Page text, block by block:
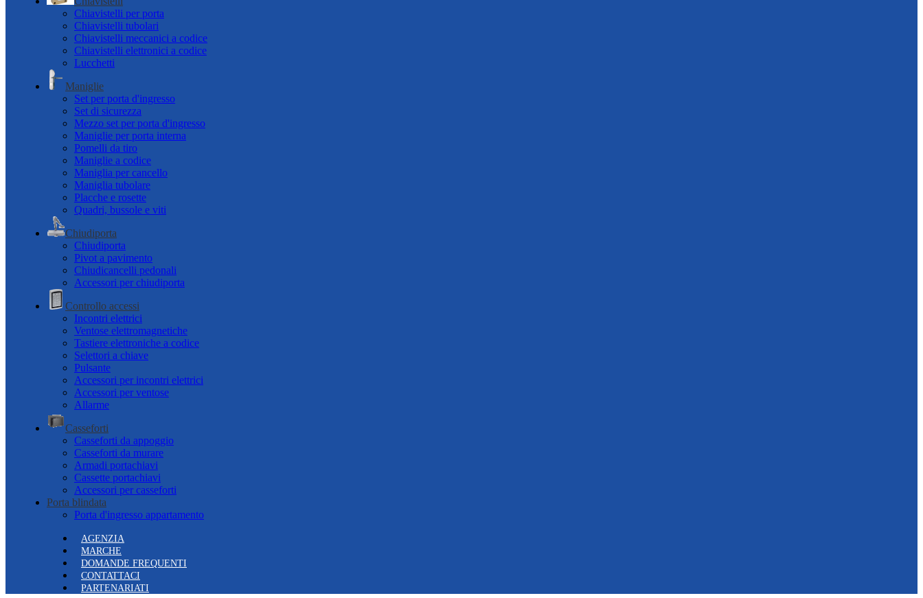
Chiavistelli per porta
Chiavistelli tubolari
Chiavistelli meccanici a codice
Chiavistelli elettronici a codice
Lucchetti
Maniglie
Set per porta d'ingresso
Set di sicurezza
Mezzo set per porta d'ingresso
Maniglie per porta interna
Pomelli da tiro
Maniglie a codice
Maniglia per cancello
Maniglia tubolare
Placche e rosette
Quadri, bussole e viti
Chiudiporta
Chiudiporta
Pivot a pavimento
Chiudicancelli pedonali
Accessori per chiudiporta
Controllo accessi
Incontri elettrici
Ventose elettromagnetiche
Tastiere elettroniche a codice
Selettori a chiave
Pulsante
Accessori per incontri elettrici
Accessori per ventose
Allarme
Casseforti
Casseforti da appoggio
Casseforti da murare
Armadi portachiavi
Cassette portachiavi
Accessori per casseforti
Porta blindata
Porta d'ingresso appartamento
AGENZIA
MARCHE
DOMANDE FREQUENTI
CONTATTACI
PARTENARIATI